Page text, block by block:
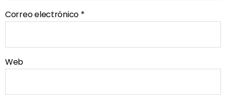
Correo electrónico *
Web